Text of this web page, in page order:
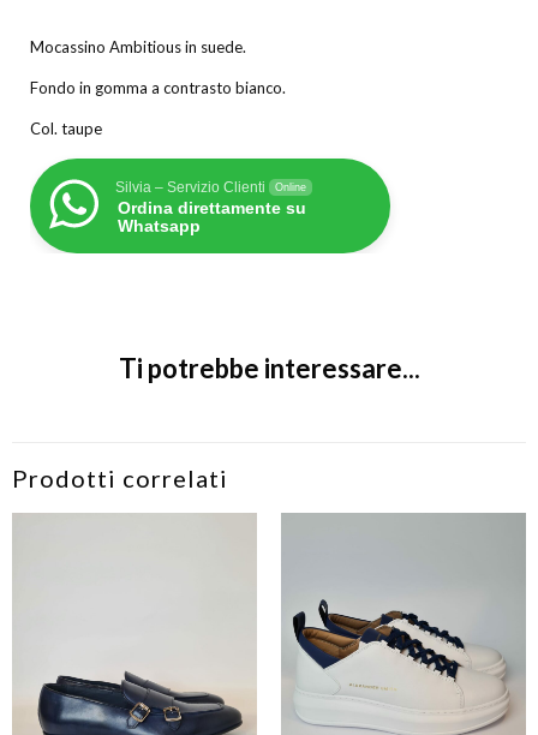
Mocassino Ambitious in suede.
Fondo in gomma a contrasto bianco.
Col. taupe
Silvia – Servizio Clienti Online
Ordina direttamente su
Whatsapp
Ti potrebbe interessare...
Prodotti correlati